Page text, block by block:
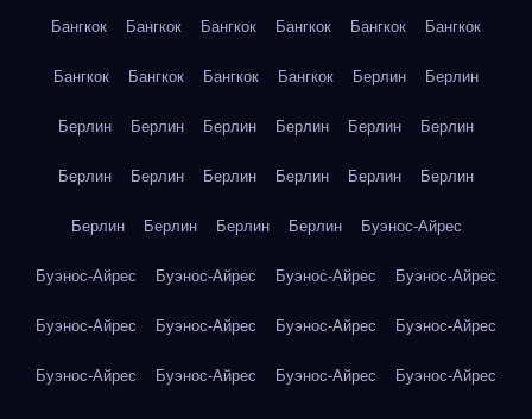
Бангкок Бангкок Бангкок Бангкок Бангкок Бангкок
Бангкок Бангкок Бангкок Бангкок Берлин Берлин
Берлин Берлин Берлин Берлин Берлин Берлин
Берлин Берлин Берлин Берлин Берлин Берлин
Берлин Берлин Берлин Берлин Буэнос-Айрес
Буэнос-Айрес Буэнос-Айрес Буэнос-Айрес Буэнос-Айрес
Буэнос-Айрес Буэнос-Айрес Буэнос-Айрес Буэнос-Айрес
Буэнос-Айрес Буэнос-Айрес Буэнос-Айрес Буэнос-Айрес